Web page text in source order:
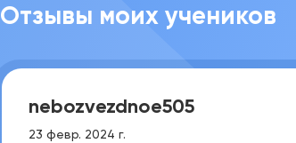
Отзывы моих учеников
nebozvezdnoe505
23 февр. 2024 г.